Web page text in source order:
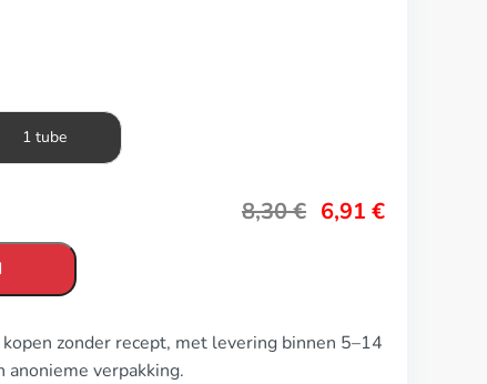
1 tube
8,30€ 6,91 €
zonder recept, met levering binnen 5–14
verpakking.